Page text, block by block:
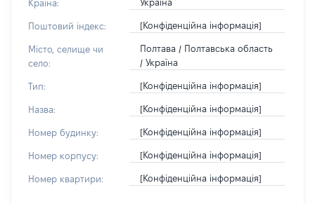
Країна: Україна
Поштовий індекс: [Конфіденційна інформація]
Місто, селище чи
село:
Полтава / Полтавська область
/ Україна
Тип: [Конфіденційна інформація]
Назва: [Конфіденційна інформація]
Номер будинку: [Конфіденційна інформація]
Номер корпусу: [Конфіденційна інформація]
Номер квартири: [Конфіденційна інформація]